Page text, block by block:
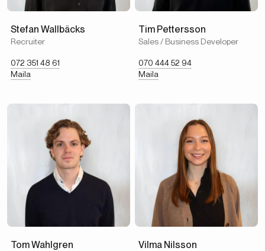
Stefan Wallbäcks
Recruiter
072 351 48 61
Maila
Tim Pettersson
Sales / Business Developer
070 444 52 94
Maila
Tom Wahlgren Vilma Nilsson